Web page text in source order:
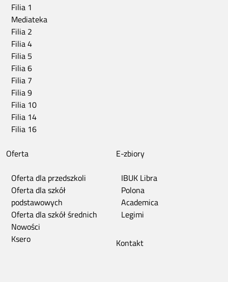
Filia 1
Mediateka
Filia 2
Filia 4
Filia 5
Filia 6
Filia 7
Filia 9
Filia 10
Filia 14
Filia 16
Oferta
Oferta dla przedszkoli
Oferta dla szkół
podstawowych
Oferta dla szkół średnich
Nowości
Ksero
E-zbiory
IBUK Libra
Polona
Academica
Legimi
Kontakt